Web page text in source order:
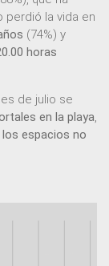
perdió la vida en
(74%) y
horas
de julio se
en la playa,
los espacios no